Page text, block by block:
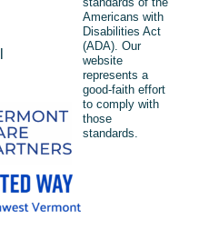
Americans with
Disabilities Act
(ADA). Our
website
represents a
good-faith effort
to comply with
those
standards.